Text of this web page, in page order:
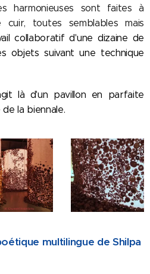
harmonieuses sont faites à
toutes semblables mais
collaboratif d'une dizaine de
objets suivant une technique
là d'un pavillon en parfaite
la biennale.
multilingue de Shilpa